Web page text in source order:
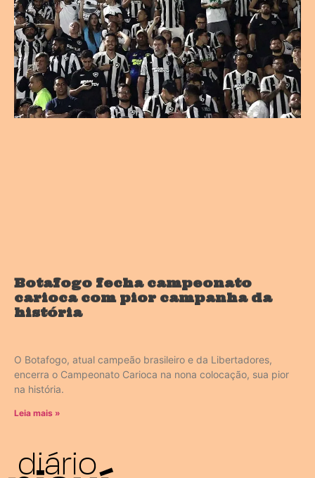
Botafogo fecha campeonato
carioca com pior campanha da
história
O Botafogo, atual campeão brasileiro e da Libertadores,
encerra o Campeonato Carioca na nona colocação, sua pior
na história.
Leia mais »